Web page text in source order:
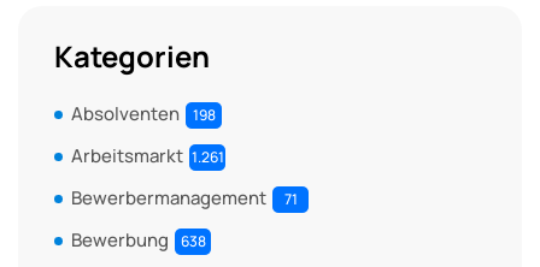
Kategorien
Absolventen 198
Arbeitsmarkt 1.261
Bewerbermanagement 71
Bewerbung 638